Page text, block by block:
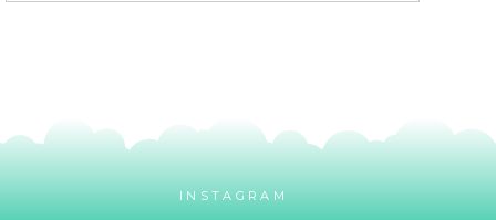
INSTAGRAM